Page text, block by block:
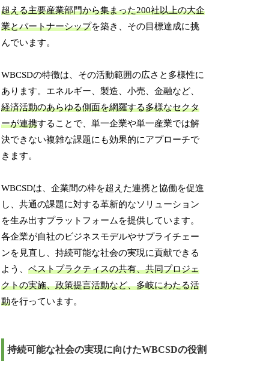
超える主要産業部門から集まった200社以上の大企
業とパートナーシップを築き、その目標達成に挑
んでいます。
WBCSDの特徴は、その活動範囲の広さと多様性に
あります。エネルギー、製造、小売、金融など、
経済活動のあらゆる側面を網羅する多様なセクタ
ーが連携することで、単一企業や単一産業では解
決できない複雑な課題にも効果的にアプローチで
きます。
WBCSDは、企業間の枠を超えた連携と協働を促進
し、共通の課題に対する革新的なソリューション
を生み出すプラットフォームを提供しています。
各企業が自社のビジネスモデルやサプライチェー
ンを見直し、持続可能な社会の実現に貢献できる
よう、ベストプラクティスの共有、共同プロジェ
クトの実施、政策提言活動など、多岐にわたる活
動を行っています。
持続可能な社会の実現に向けたWBCSDの役割